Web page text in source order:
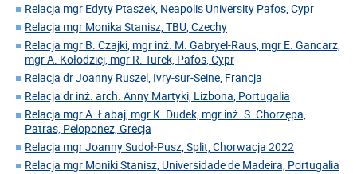
Relacja mgr Edyty Ptaszek, Neapolis University Pafos, Cypr
Relacja mgr Monika Stanisz, TBU, Czechy
Relacja mgr B. Czajki, mgr inż. M. Gabryel-Raus, mgr E. Gancarz,
mgr A. Kołodziej, mgr R. Turek, Pafos, Cypr
Relacja dr Joanny Ruszel, Ivry-sur-Seine, Francja
Relacja dr inż. arch. Anny Martyki, Lizbona, Portugalia
Relacja mgr A. Łabaj, mgr K. Dudek, mgr inż. S. Chorzępa,
Patras, Peloponez, Grecja
Relacja mgr Joanny Sudoł-Pusz, Split, Chorwacja 2022
Relacja mgr Moniki Stanisz, Universidade de Madeira, Portugalia